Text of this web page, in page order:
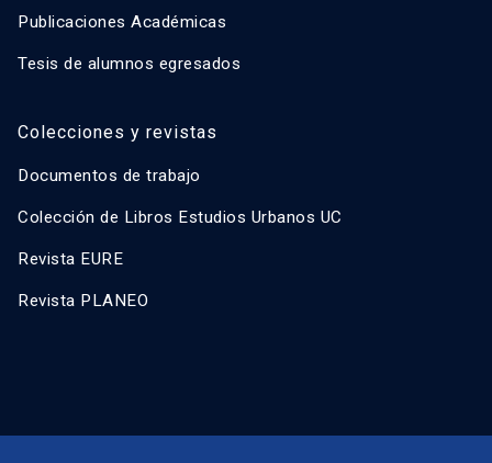
Publicaciones Académicas
Tesis de alumnos egresados
Colecciones y revistas
Documentos de trabajo
Colección de Libros Estudios Urbanos UC
Revista EURE
Revista PLANEO